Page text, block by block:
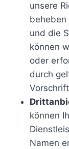
unsere
beheben
und die
können
oder
durch
können
Namen